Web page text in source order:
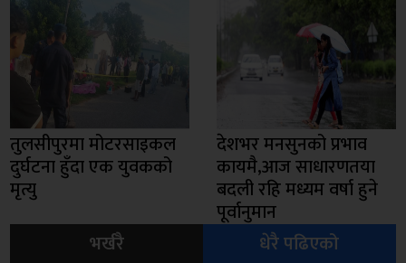
तुलसीपुरमा मोटरसाइकल
दुर्घटना हुँदा एक युवकको
मृत्यु
देशभर मनसुनको प्रभाव
कायमै,आज साधारणतया
बदली रहि मध्यम वर्षा हुने
पूर्वानुमान
भर्खरै
धेरै पढिएको